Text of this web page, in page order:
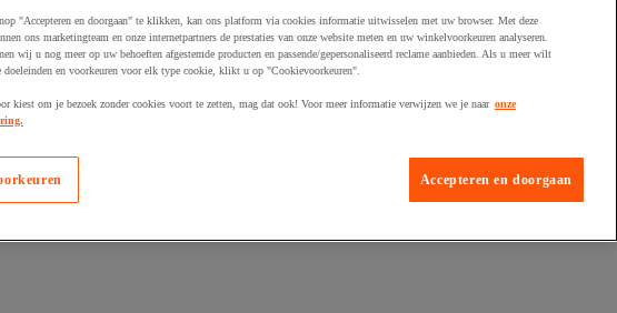
"Accepteren en doorgaan" te klikken, kan ons platform via cookies informatie uitwisselen met uw browser. Met deze
ons marketingteam en onze internetpartners de prestaties van onze website meten en uw winkelvoorkeuren analyseren.
wij u nog meer op uw behoeften afgestemde producten en passende/gepersonaliseerd reclame aanbieden. Als u meer wilt
doeleinden en voorkeuren voor elk type cookie, klikt u op "Cookievoorkeuren".
kiest om je bezoek zonder cookies voort te zetten, mag dat ook! Voor meer informatie verwijzen we je naar onze
Accepteren en doorgaan